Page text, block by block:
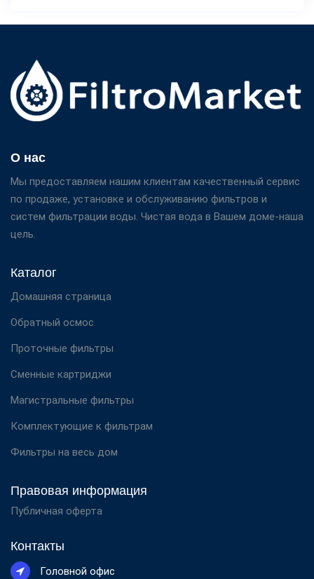
О нас
Мы предоставляем нашим клиентам качественный сервис
по продаже, установке и обслуживанию фильтров и
систем фильтрации воды. Чистая вода в Вашем доме-наша
цель.
Каталог
Домашняя страница
Обратный осмос
Проточные фильтры
Сменные картриджи
Магистральные фильтры
Комплектующие к фильтрам
Фильтры на весь дом
Правовая информация
Публичная оферта
Контакты
Головной офис